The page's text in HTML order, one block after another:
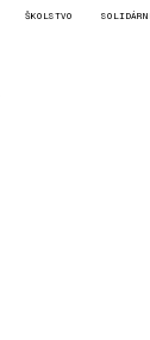
ŠKOLSTVO